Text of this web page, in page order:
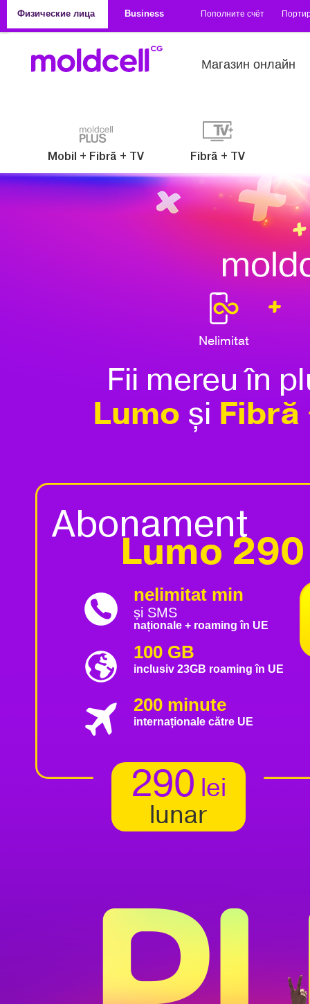
Физические лица
Business Пополните счёт
Магазин онлайн
Mobil + Fibră + TV Fibră + TV
Nelimitat
Fii mereu în
Lumo și Fibră
Abonament
Lumo 290
nelimitat min
și SMS
naționale + roaming în UE
100 GB
inclusiv 23GB roaming în UE
200 minute
internaționale către UE
290 lei
lunar